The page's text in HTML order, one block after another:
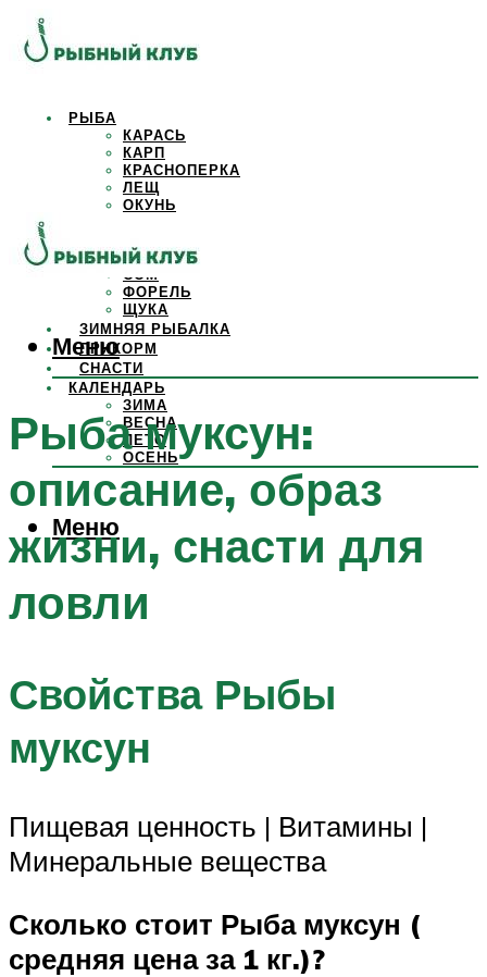
РЫБА
КАРАСЬ
КАРП
КРАСНОПЕРКА
ЛЕЩ
ОКУНЬ
САЗАН
СОМ
ФОРЕЛЬ
ЩУКА
ЗИМНЯЯ РЫБАЛКА
ПРИКОРМ
СНАСТИ
КАЛЕНДАРЬ
ЗИМА
ВЕСНА
ЛЕТО
ОСЕНЬ
Меню
Меню
Рыба муксун:
описание, образ
жизни, снасти для
ловли
Свойства Рыбы
муксун
Пищевая ценность | Витамины |
Минеральные вещества
Сколько стоит Рыба муксун (
средняя цена за 1 кг.)?